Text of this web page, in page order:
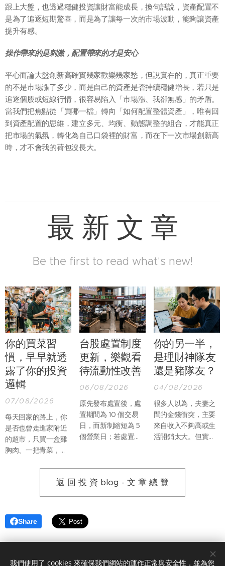
跟上大盤，也透過穩健投資讓財富能成長，換句話說，資產配置不
是為了追逐短期驚喜，而是為了讓每一次的市場波動，能夠讓資產
提升有感。
操作帶來的是刺激，配置帶來的才是安心
平心而論大盤創新高確實幾家歡樂幾家愁，但說實在的，真正重要
的不是市場漲了多少，而是自己的資產是否持續穩健增長，若只是
追逐個股或短線行情，很容易陷入「市場漲、我卻無感」的矛盾。
當我們把焦點從「買哪一檔」轉向「如何配置整體資產」，唯有回
到資產配置的思維，建立多元、均衡、動態調整的組合，才能真正
把市場的氣氛，轉化為自己口袋裡的財富，而在下一次市場創新高
時，才不會我的荷包沒長大。
最 新 文 章
Be the first to read what's new!
你的買菜習
慣，早早就透
露了你的投資
邏輯
07/08/2026
每天回家的路上，你
是否也曾走進家附近
的超市，只買一盒雞
胸肉、一把青菜，再
物車，到量販店一次
買滿整週食材的畫
變。
台股處置制度
更新，樂觀看
待流動性改善
06/08/2026
原先發布處置後，處
置期間為 10 個交易
日，而新制縮短為 5
個營業日；若處置期
處置期間則由增長至
12 個營業日縮短為僅
你的另一半，
是理財神隊友
還是豬隊友？
04/08/2026
很多人以為，夫妻之
間的金錢衝突，主要
來自收入不夠高或生
活開銷太大。但實際
「沒有錢」，而是兩
個人不知道該如何一
返 回 投 資 blog - 文 章 總 覽
Share
我們使用了 cookies 來確保我們網站的運作正常與安全性，並為您